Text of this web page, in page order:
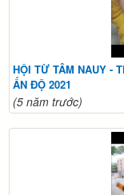
HỘI TỪ TÂM NAUY -
ẤN ĐỘ 2021
(5 năm trước)